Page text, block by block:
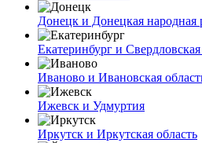
Донецк и Донецкая народная
Екатеринбург и Свердловская
Иваново и Ивановская
Ижевск и Удмуртия
Иркутск и Иркутская область